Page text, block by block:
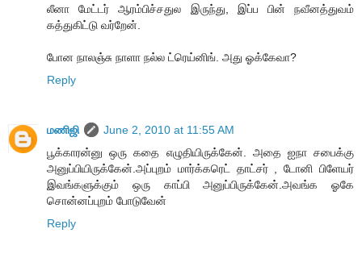
லீனா மேட்டர் ஆரம்பிச்சதுல இருந்து, இப்ப பின் நவீனத்துவம்
கத்துகிட்டு வர்றேன்.
போன நாலஞ்சு நாளா நல்ல ட்ரெய்னிங். அது ஓக்கேவா?
Reply
மணிஜி
June 2, 2010 at 11:55 AM
பூக்காரன்னு ஒரு கதை எழுதியிருக்கேன். அதை ஐநா சபைக்கு
அனுப்பியிருக்கேன்.அப்புறம் மார்க்கரெட் தாட்சர் , டோனி பிளேயர்
இவங்களுக்கும் ஒரு காப்பி அனுப்பிருக்கேன்.அவங்க ஓகே
சொன்னப்புறம் போடுவேன்
Reply